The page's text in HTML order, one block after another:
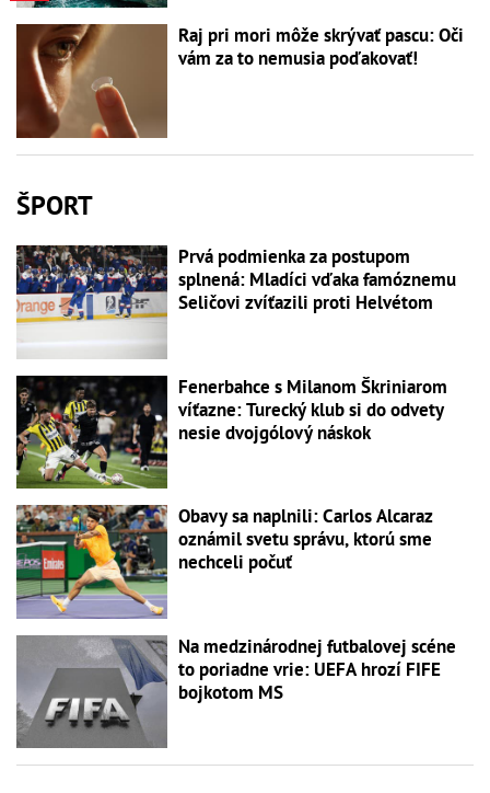
Raj pri mori môže skrývať pascu: Oči
vám za to nemusia poďakovať!
ŠPORT
Prvá podmienka za postupom
splnená: Mladíci vďaka famóznemu
Seličovi zvíťazili proti Helvétom
Fenerbahce s Milanom Škriniarom
víťazne: Turecký klub si do odvety
nesie dvojgólový náskok
Obavy sa naplnili: Carlos Alcaraz
oznámil svetu správu, ktorú sme
nechceli počuť
Na medzinárodnej futbalovej scéne
to poriadne vrie: UEFA hrozí FIFE
bojkotom MS